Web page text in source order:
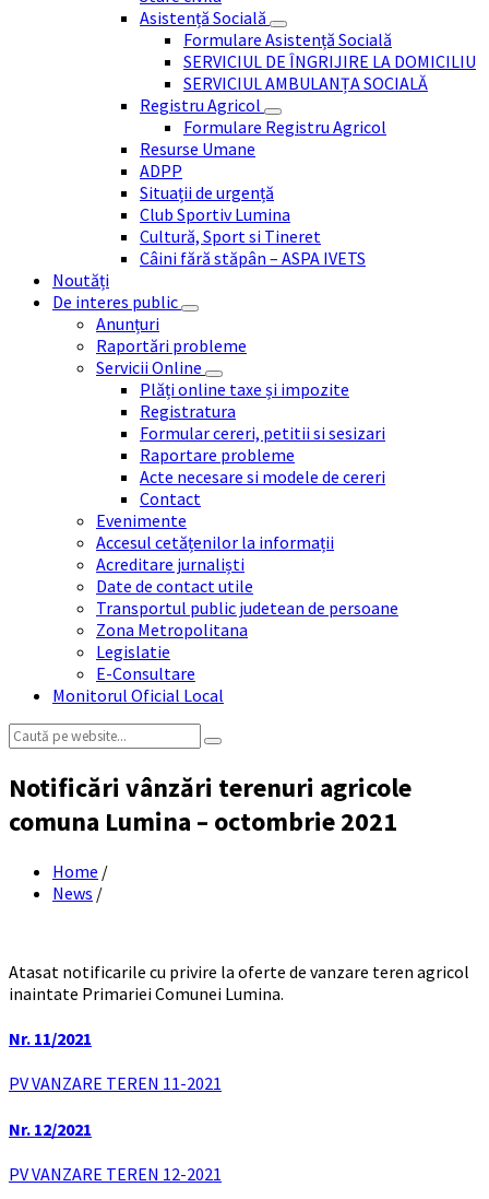
Asistență Socială
Formulare Asistență Socială
SERVICIUL DE ÎNGRIJIRE LA DOMICILIU
SERVICIUL AMBULANȚA SOCIALĂ
Registru Agricol
Formulare Registru Agricol
Resurse Umane
ADPP
Situații de urgență
Club Sportiv Lumina
Cultură, Sport si Tineret
Câini fără stăpân – ASPA IVETS
Noutăți
De interes public
Anunțuri
Raportări probleme
Servicii Online
Plăți online taxe și impozite
Registratura
Formular cereri, petitii si sesizari
Raportare probleme
Acte necesare si modele de cereri
Contact
Evenimente
Accesul cetățenilor la informații
Acreditare jurnaliști
Date de contact utile
Transportul public judetean de persoane
Zona Metropolitana
Legislatie
E-Consultare
Monitorul Oficial Local
Search:
Notificări vânzări terenuri agricole
comuna Lumina – octombrie 2021
Home /
News /
Atasat notificarile cu privire la oferte de vanzare teren agricol
inaintate Primariei Comunei Lumina.
Nr. 11/2021
PV VANZARE TEREN 11-2021
Nr. 12/2021
PV VANZARE TEREN 12-2021